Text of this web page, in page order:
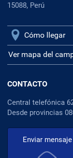
15088, Perú
Cómo llegar
Ver mapa del
CONTACTO
Central telefónica
Desde provincias
Enviar mensaje